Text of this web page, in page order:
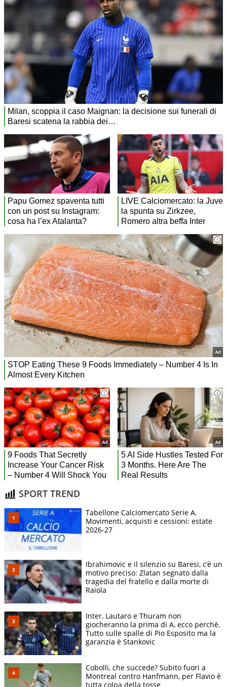
SPORT TREND
Tabellone Calciomercato Serie A.
Movimenti, acquisti e cessioni: estate
2026-27
Ibrahimovic e il silenzio su Baresi, c’è un
motivo preciso: Zlatan segnato dalla
tragedia del fratello e dalla morte di
Raiola
Inter, Lautaro e Thuram non
giocheranno la prima di A, ecco perchè.
Tutto sulle spalle di Pio Esposito ma la
garanzia è Stankovic
Cobolli, che succede? Subito fuori a
Montreal contro Hanfmann, per Flavio è
tutta colpa della tosse